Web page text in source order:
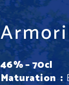
46% – 70cl
Maturation :